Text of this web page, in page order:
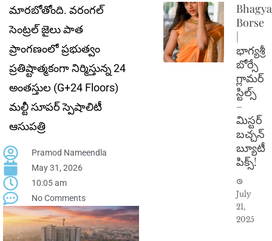
మారబోతోంది. వరంగల్
సెంట్రల్ జైలు పాత
ప్రాంగణంలో ప్రభుత్వం
ప్రతిష్టాత్మకంగా నిర్మిస్తున్న 24
అంతస్తుల (G+24 Floors)
మల్టీ సూపర్ స్పెషాలిటీ
ఆసుపత్రి
Pramod Nameendla
May 31, 2026
10:05 am
No Comments
Borse
|
భాగ్యశ్రీ
బోర్సే
గ్లామర్
స్టిల్స్
–
మిస్టర్
బచ్చన్
బ్యూటీ
పిక్స్!
July
21,
2025